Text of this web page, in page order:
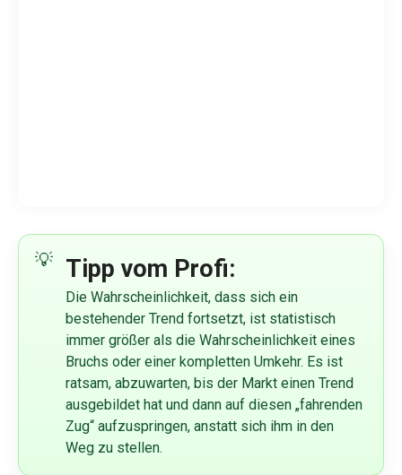
Tipp vom Profi:
Die Wahrscheinlichkeit, dass sich ein
bestehender Trend fortsetzt, ist statistisch
immer größer als die Wahrscheinlichkeit eines
Bruchs oder einer kompletten Umkehr. Es ist
ratsam, abzuwarten, bis der Markt einen Trend
ausgebildet hat und dann auf diesen „fahrenden
Zug“ aufzuspringen, anstatt sich ihm in den
Weg zu stellen.